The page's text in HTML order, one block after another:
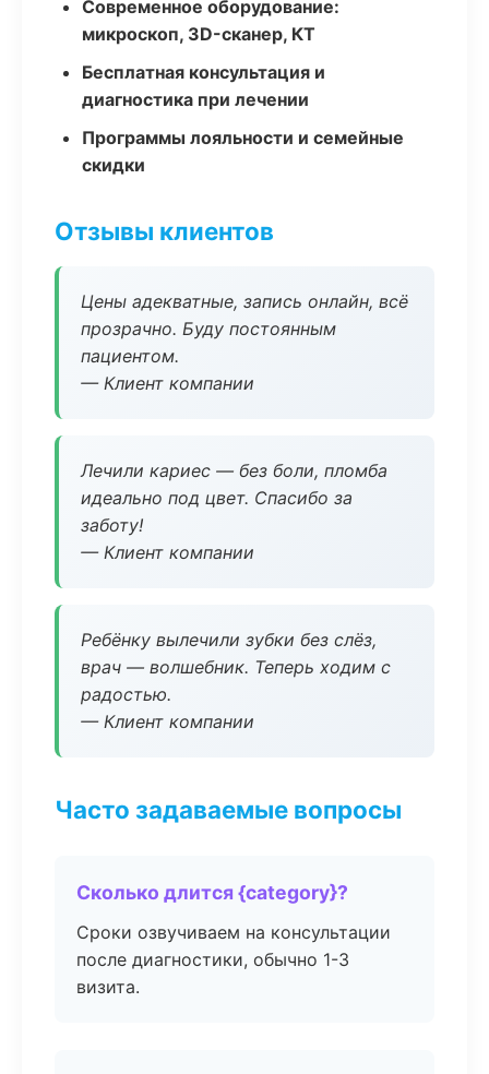
Современное оборудование:
микроскоп, 3D-сканер, КТ
Бесплатная консультация и
диагностика при лечении
Программы лояльности и семейные
скидки
Отзывы клиентов
Цены адекватные, запись онлайн, всё
прозрачно. Буду постоянным
пациентом.
— Клиент компании
Лечили кариес — без боли, пломба
идеально под цвет. Спасибо за
заботу!
— Клиент компании
Ребёнку вылечили зубки без слёз,
врач — волшебник. Теперь ходим с
радостью.
— Клиент компании
Часто задаваемые вопросы
Сколько длится {category}?
Сроки озвучиваем на консультации
после диагностики, обычно 1-3
визита.